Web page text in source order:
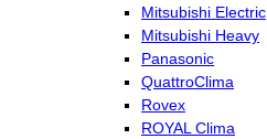
Mitsubishi Electric
Mitsubishi Heavy
Panasonic
QuattroClima
Rovex
ROYAL Clima